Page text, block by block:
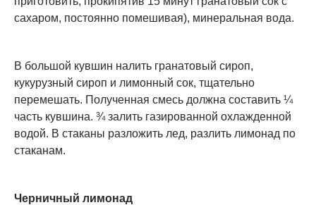
сахаром, постоянно помешивая), минеральная вода.
В большой кувшин налить гранатовый сироп,
кукурузный сироп и лимонный сок, тщательно
перемешать. Полученная смесь должна составить ¼
часть кувшина. ¾ залить газированной охлажденной
водой. В стаканы разложить лед, разлить лимонад по
стаканам.
Черничный лимонад